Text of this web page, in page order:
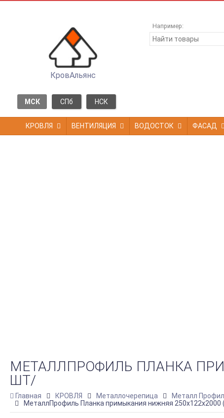
КровАльянс
МСК СПб НСК
Например:
КРОВЛЯ ВЕНТИЛЯЦИЯ ВОДОСТОК ФАСАД
МЕТАЛЛПРОФИЛЬ ПЛАНКА
ШТ/
Главная КРОВЛЯ Металлочерепица Металл
МеталлПрофиль Планка примыкания нижняя